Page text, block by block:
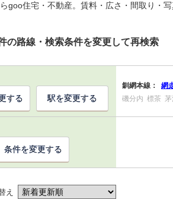
goo住宅・不動産。賃料・広さ・間取り・
の路線・検索条件を変更して再検索
釧網本線： 網
磯分内 標茶 茅
する 駅を変更する
条件を変更する
え